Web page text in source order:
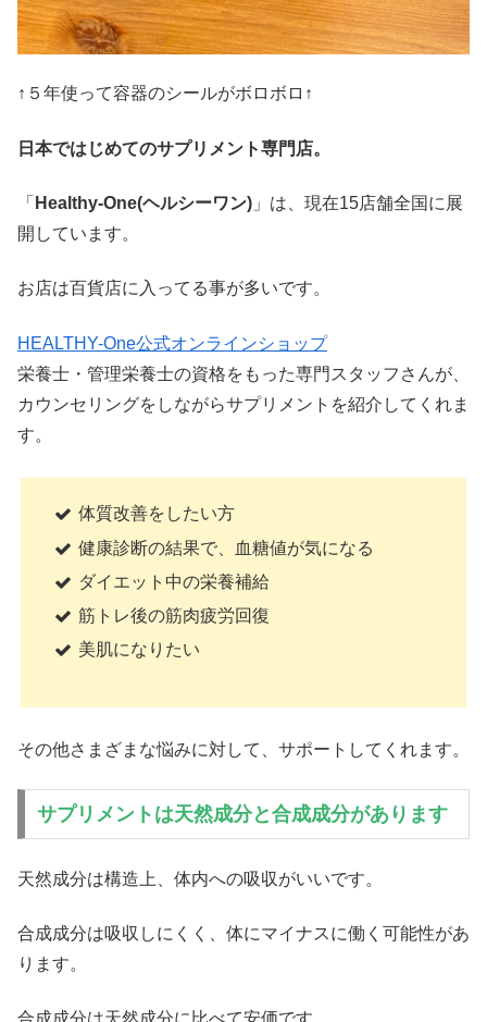
↑５年使って容器のシールがボロボロ↑
日本ではじめてのサプリメント専門店。
「 Healthy-One(ヘルシーワン) 」は、現在15店舗全国に展
開しています。
お店は百貨店に入ってる事が多いです。
HEALTHY-One公式オンラインショップ
栄養士・管理栄養士の資格をもった専門スタッフさんが、
カウンセリングをしながらサプリメントを紹介してくれま
す。
体質改善をしたい方
健康診断の結果で、血糖値が気になる
ダイエット中の栄養補給
筋トレ後の筋肉疲労回復
美肌になりたい
その他さまざまな悩みに対して、サポートしてくれます。
サプリメントは天然成分と合成成分があります
天然成分は構造上、体内への吸収がいいです。
合成成分は吸収しにくく、体にマイナスに働く可能性があ
ります。